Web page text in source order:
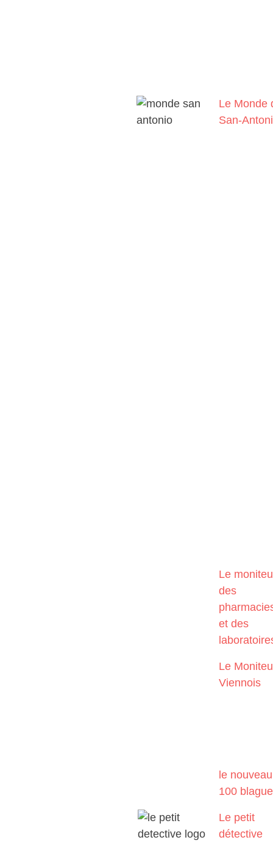
Le Monde
San-
Le
des
et des
Le
Viennois
le nouveau
100
Le petit
détective